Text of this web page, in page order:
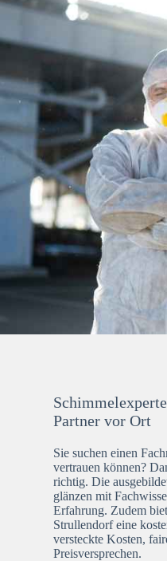
Partner vor Ort
Sie suchen einen
vertrauen können?
richtig. Die
glänzen mit
Erfahrung. Zudem
Strullendorf eine
versteckte Kosten,
Preisversprechen.